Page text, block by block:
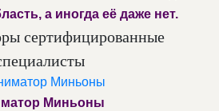
а иногда её даже нет.
сертифицированные
Миньоны